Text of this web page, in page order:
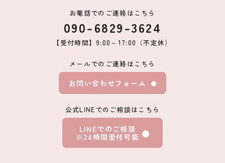
お電話でのご連絡はこちら
090-6829-3624
【受付時間】9:00～17:00（不定休）
メールでのご連絡はこちら
お問い合わせフォーム
公式LINEでのご相談はこちら
LINEでのご相談
※24時間受付可能